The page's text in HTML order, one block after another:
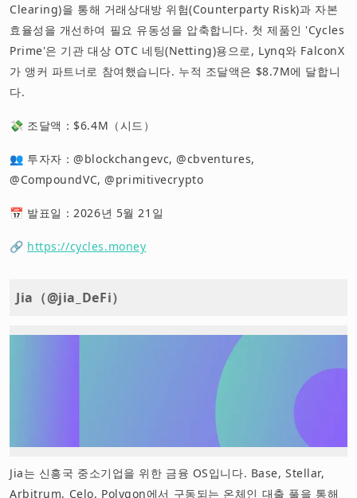
Clearing)을 통해 거래상대방 위험(Counterparty Risk)과 자본
효율성을 개선하여 필요 유동성을 압축합니다. 첫 제품인 'Cycles
Prime'은 기관 대상 OTC 네팅(Netting)용으로, Lynq와 FalconX
가 앵커 파트너로 참여했습니다. 누적 조달액은 $8.7M에 달합니
다.
💸 조달액：$6.4M（시드）
👥 투자자：@blockchangevc, @cbventures,
@CompoundVC, @primitivecrypto
📅 발표일：2026년 5월 21일
🔗 https://cycles.money
Jia（@jia_DeFi）
Jia는 신흥국 중소기업을 위한 금융 OS입니다. Base, Stellar,
Arbitrum, Celo, Polygon에서 구동되는 온체인 대출 풀을 통해